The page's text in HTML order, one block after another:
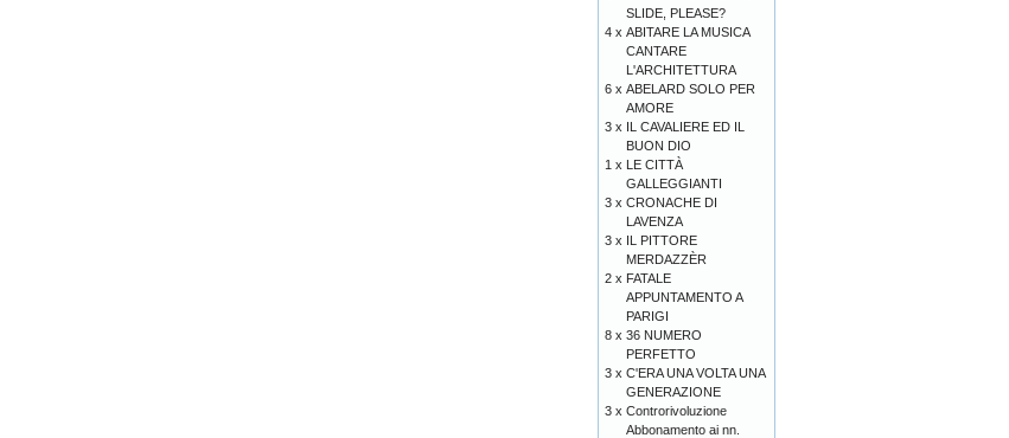
SLIDE, PLEASE?
4 x ABITARE LA MUSICA
CANTARE
L'ARCHITETTURA
6 x ABELARD SOLO PER
AMORE
3 x IL CAVALIERE ED IL
BUON DIO
1 x LE CITTÀ
GALLEGGIANTI
3 x CRONACHE DI
LAVENZA
3 x IL PITTORE
MERDAZZÈR
2 x FATALE
APPUNTAMENTO A
PARIGI
8 x 36 NUMERO
PERFETTO
3 x C'ERA UNA VOLTA UNA
GENERAZIONE
3 x Controrivoluzione
Abbonamento ai nn.